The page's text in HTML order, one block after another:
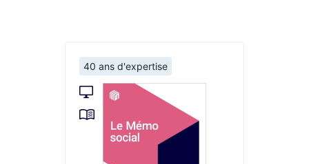
40 ans d'expertise